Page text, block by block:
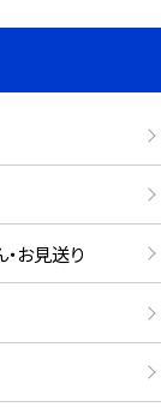
お見送り